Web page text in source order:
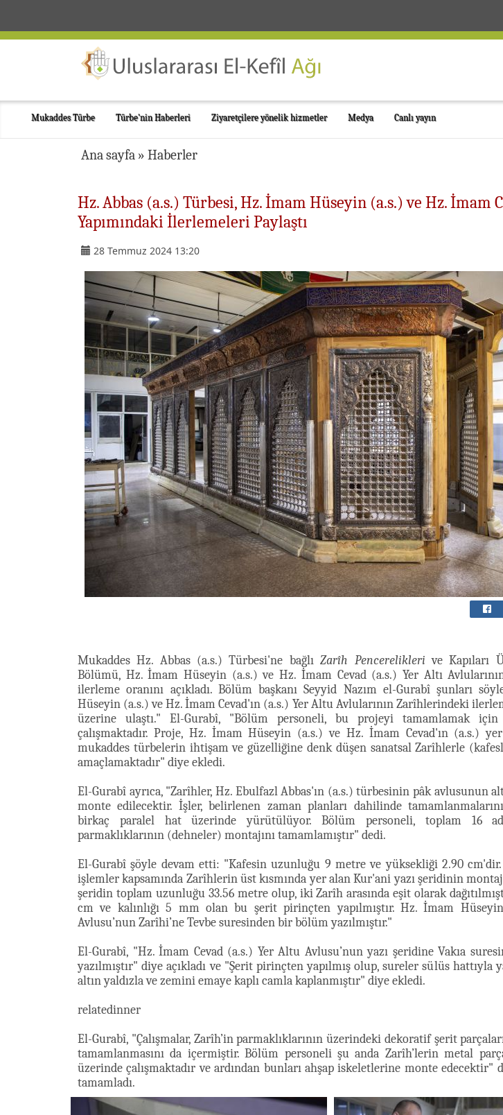
Mukaddes Türbe Türbe'nin Haberleri Ziyaretçilere yönelik hizmetler Medya Canlı yayın
Ana sayfa » Haberler
Hz. Abbas (a.s.) Türbesi, Hz. İmam Hüseyin (a.s.) ve Hz.
Yapımındaki İlerlemeleri Paylaştı
28 Temmuz 2024 13:20
Mukaddes Hz. Abbas (a.s.) Türbesi'ne bağlıZarîh Pencerelikleri ve Kapıları
Bölümü, Hz. İmam Hüseyin (a.s.) ve Hz. İmam Cevad (a.s.) Yer Altı
ilerleme oranını açıkladı. Bölüm başkanı Seyyid Nazım el-Gurabî şunları
Hüseyin (a.s.) ve Hz. İmam Cevad'ın (a.s.) Yer Altu Avlularının Zarîhlerindeki
üzerine ulaştı." El-Gurabî, "Bölüm personeli, bu projeyi tamamlamak
çalışmaktadır. Proje, Hz. İmam Hüseyin (a.s.) ve Hz. İmam Cevad'ın (a.s.) yer
mukaddes türbelerin ihtişam ve güzelliğine denk düşen sanatsal Zarîhlerle
amaçlamaktadır" diye ekledi.
El-Gurabî ayrıca, "Zarîhler, Hz. Ebulfazl Abbas'ın (a.s.) türbesinin pâk avlusunun
monte edilecektir. İşler, belirlenen zaman planları dahilinde
birkaç paralel hat üzerinde yürütülüyor. Bölüm personeli, toplam 16
parmaklıklarının (dehneler) montajını tamamlamıştır" dedi.
El-Gurabî şöyle devam etti: "Kafesin uzunluğu 9 metre ve yüksekliği 2.90 cm'dir.
işlemler kapsamında Zarîhlerin üst kısmında yer alan Kur'ani yazı şeridinin
şeridin toplam uzunluğu 33.56 metre olup, iki Zarîh arasında eşit olarak
cm ve kalınlığı 5 mm olan bu şerit pirinçten yapılmıştır. Hz. İmam
Avlusu’nun Zarîhi’ne Tevbe suresinden bir bölüm yazılmıştır."
El-Gurabî, "Hz. İmam Cevad (a.s.) Yer Altu Avlusu’nun yazı şeridine Vakıa
yazılmıştır" diye açıkladı ve "Şerit pirinçten yapılmış olup, sureler sülüs hattıyla
altın yaldızla ve zemini emaye kaplı camla kaplanmıştır" diye ekledi.
relatedinner
El-Gurabî, "Çalışmalar, Zarîh’in parmaklıklarının üzerindeki dekoratif şerit
tamamlanmasını da içermiştir. Bölüm personeli şu anda Zarîh’lerin metal
üzerinde çalışmaktadır ve ardından bunları ahşap iskeletlerine monte edecektir"
tamamladı.